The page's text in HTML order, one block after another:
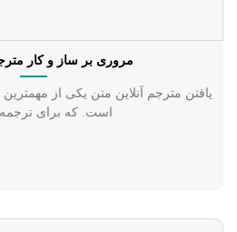
مروری بر ساز و کار
یافتن مترجم آنلاین متن یکی از
است. که برای